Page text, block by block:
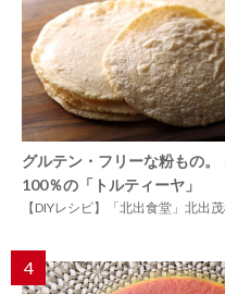
グルテン・フリーな粉もの
100％の「トルティーヤ」
【DIYレシピ】「北出食堂」北出
4